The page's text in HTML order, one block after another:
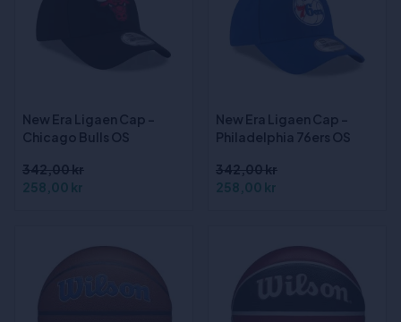
New Era Ligaen Cap -
Chicago Bulls OS
342,00 kr
258,00 kr
New Era Ligaen Cap -
Philadelphia 76ers OS
342,00 kr
258,00 kr